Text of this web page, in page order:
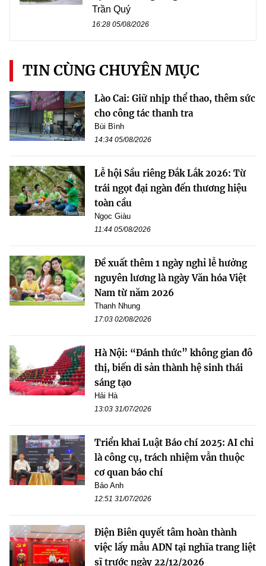
Trần Quý
16:28 05/08/2026
TIN CÙNG CHUYÊN MỤC
Lào Cai: Giữ nhịp thể thao, thêm sức
cho công tác thanh tra
Bùi Bình
14:34 05/08/2026
Lễ hội Sầu riêng Đắk Lắk 2026: Từ
trái ngọt đại ngàn đến thương hiệu
toàn cầu
Ngọc Giàu
11:44 05/08/2026
Đề xuất thêm 1 ngày nghỉ lễ hưởng
nguyên lương là ngày Văn hóa Việt
Nam từ năm 2026
Thanh Nhung
17:03 02/08/2026
Hà Nội: “Đánh thức” không gian đô
thị, biến di sản thành hệ sinh thái
sáng tạo
Hải Hà
13:03 31/07/2026
Triển khai Luật Báo chí 2025: AI chỉ
là công cụ, trách nhiệm vẫn thuộc
cơ quan báo chí
Bảo Anh
12:51 31/07/2026
Điện Biên quyết tâm hoàn thành
việc lấy mẫu ADN tại nghĩa trang liệt
sĩ trước ngày 22/12/2026